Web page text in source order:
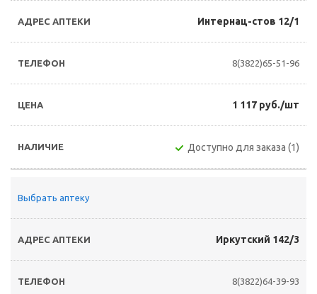
Интернац-стов 12/1
8(3822)65-51-96
1 117 руб./шт
Доступно для заказа (1)
Выбрать аптеку
Иркутский 142/3
8(3822)64-39-93